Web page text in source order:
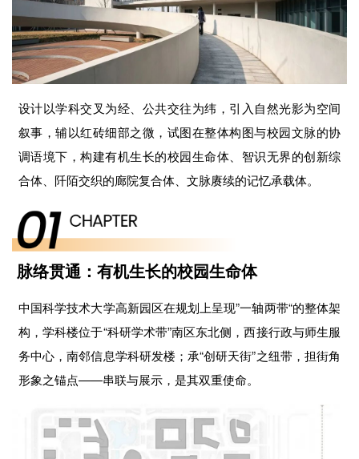
设计以学科交叉为经、公共交往为纬，引入自然光影为空间
叙事，辅以红砖细部之微，试图在整体构图与校园文脉的协
调语境下，构建有机生长的校园生命体、智识无界的创新综
合体、阡陌交织的廊院复合体、文脉赓续的记忆承载体。
脉络贯通：有机生长的校园生命体
中国科学技术大学高新园区在规划上呈现”一轴两带“的整体架
构，学科楼位于“科研学术带”南区东北侧，西接行政与师生服
务中心，南邻信息学科研发楼；承“创研天街”之纽带，担街角
形象之锚点——串联与展示，是其双重使命。